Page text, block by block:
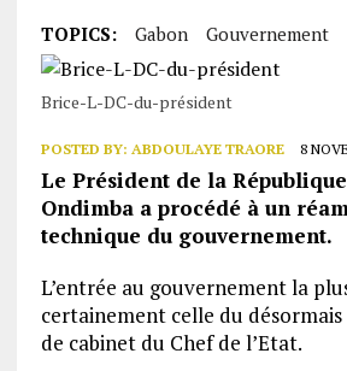
TOPICS: Gabon Gouvernement
Brice-L-DC-du-président
POSTED BY: ABDOULAYE TRAORE 8
Le Président de la
Ondimba a procédé à un
technique du gouvernement.
L’entrée au gouvernement la
certainement celle du
de cabinet du Chef de l’Etat.